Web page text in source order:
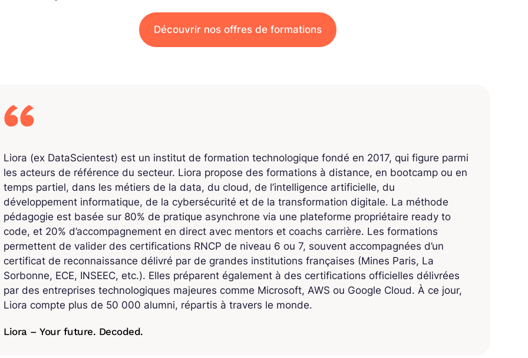
Découvrir nos offres de formations
Liora (ex DataScientest) est un institut de formation technologique fondé en 2017, qui figure parmi
les acteurs de référence du secteur. Liora propose des formations à distance, en bootcamp ou en
temps partiel, dans les métiers de la data, du cloud, de l’intelligence artificielle, du
développement informatique, de la cybersécurité et de la transformation digitale. La méthode
pédagogie est basée sur 80% de pratique asynchrone via une plateforme propriétaire ready to
code, et 20% d’accompagnement en direct avec mentors et coachs carrière. Les formations
permettent de valider des certifications RNCP de niveau 6 ou 7, souvent accompagnées d’un
certificat de reconnaissance délivré par de grandes institutions françaises (Mines Paris, La
Sorbonne, ECE, INSEEC, etc.). Elles préparent également à des certifications officielles délivrées
par des entreprises technologiques majeures comme Microsoft, AWS ou Google Cloud. À ce jour,
Liora compte plus de 50 000 alumni, répartis à travers le monde.
Liora – Your future. Decoded.